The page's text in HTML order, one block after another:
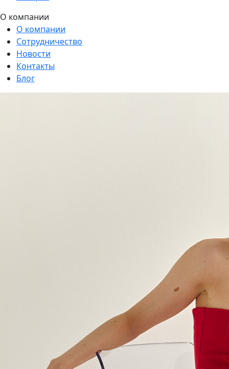
О компании
О компании
Сотрудничество
Новости
Контакты
Блог